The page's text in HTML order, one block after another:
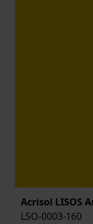
Acrisol LISOS
LSO-0003-160